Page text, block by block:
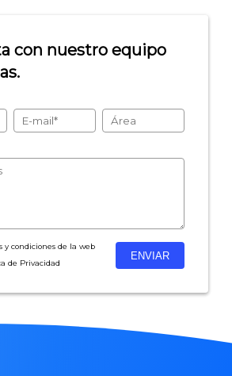
NPS
satisfacción de cliente
con nuestro equipo
y condicionesde la web
de Privacidad